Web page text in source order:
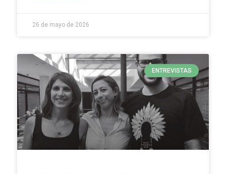
26 de mayo de 2026
ENTREVISTAS